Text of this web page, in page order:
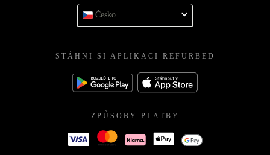
Česko
STÁHNI SI APLIKACI REFURBED
ZPŮSOBY PLATBY